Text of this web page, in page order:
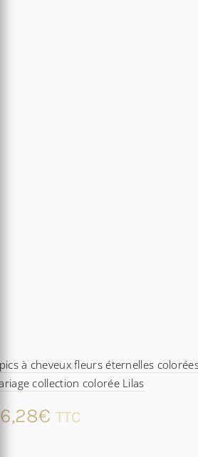
à cheveux fleurs éternelles
collection colorée Lilas
€ TTC